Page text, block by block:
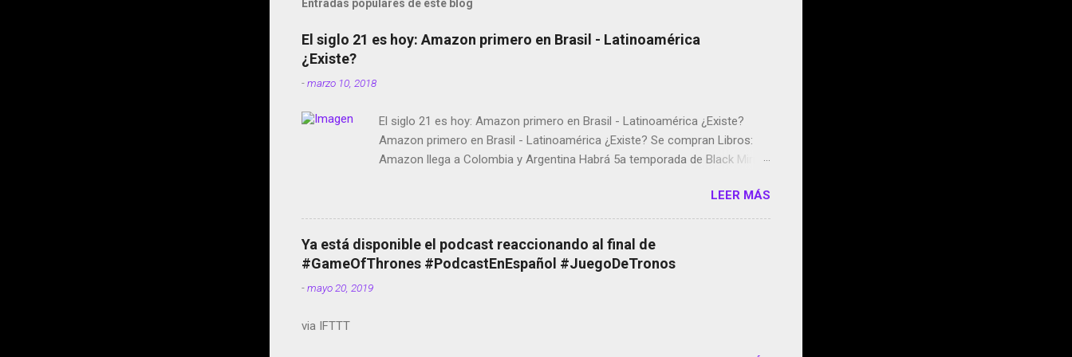
Entradas populares de este blog
El siglo 21 es hoy: Amazon primero en Brasil - Latinoamérica
¿Existe?
-marzo 10, 2018
El siglo 21 es hoy: Amazon primero en Brasil - Latinoamérica ¿Existe?
Amazon primero en Brasil - Latinoamérica ¿Existe? Se compran Libros:
Amazon llega a Colombia y Argentina Habrá 5a temporada de Black Mirror
copyright en Instagram Música y vídeo selfies en la red social Riddley
Scott saca a Kevin Spacey de su película Francisco regaña a los que usan
el smartphone en sus misas La serie de la Tierra Media GoBee - StartUp
de bicicletas de alquiler Stop Motion en Instagram Vodafone: me siento
tumbado. Amazon Music: Chingo yo, chingas tu... http://amzn.to/2z1UkPK
LEER MÁS
Ya está disponible el podcast reaccionando al final de
#GameOfThrones #PodcastEnEspañol #JuegoDeTronos
-mayo 20, 2019
via IFTTT